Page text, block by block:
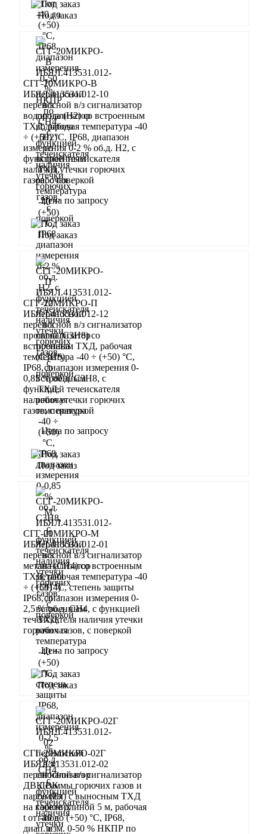
Под заказ
СГГ-20МИКРО-В
ИБЯЛ.413531.012-10
переносной в/з сигнализатор
водорода (Н2) со встроенным
ТХД, рабочая температура -40
÷ (+50) °С, IP68, диапазон
измерения 0-2 % об.д. Н2, с
функцией течеискателя
наличия утечки горючих
газов, с поверкой
Цена по запросу
Под заказ
СГГ-20МИКРО-П
ИБЯЛ.413531.012-12
переносной в/з сигнализатор
пропана (С3Н8) со
встроенным ТХД, рабочая
температура -40 ÷ (+50) °С,
IP68, диапазон измерения 0-
0,85 % об.д. С3Н8, с
функцией течеискателя
наличия утечки горючих
газов, с поверкой
Цена по запросу
Под заказ
СГГ-20МИКРО-М
ИБЯЛ.413531.012-01
переносной в/з сигнализатор
метана (СН4) со встроенным
ТХД, рабочая температура -40
÷ (+50) °С, степень защиты
IP68, диапазон измерения 0-
2,5 % об.д. СН4, с функцией
течеискателя наличия утечки
горючих газов, с поверкой
Цена по запросу
Под заказ
СГГ-20МИКРО-02Г
ИБЯЛ.413531.012-02
переносной в/з сигнализатор
ДВК суммы горючих газов и
паров (Ex) с выносным ТХД
на кабеле длиной 5 м, рабочая
t от -40 до (+50) °С, IP68,
диап. изм. 0-50 % НКПР по